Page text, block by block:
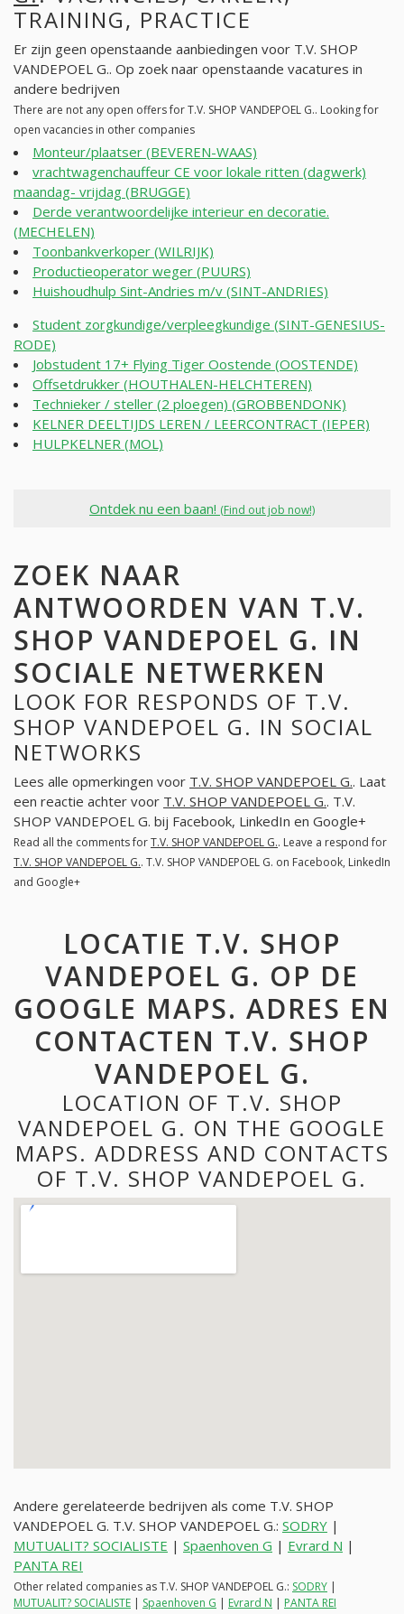
TRAINING, PRACTICE
Er zijn geen openstaande aanbiedingen voor T.V. SHOP
VANDEPOEL G.. Op zoek naar openstaande vacatures in
andere bedrijven
There are not any open offers for T.V. SHOP VANDEPOEL G.. Looking for
open vacancies in other companies
Monteur/plaatser (BEVEREN-WAAS)
vrachtwagenchauffeur CE voor lokale ritten (dagwerk)
maandag- vrijdag (BRUGGE)
Derde verantwoordelijke interieur en decoratie.
(MECHELEN)
Toonbankverkoper (WILRIJK)
Productieoperator weger (PUURS)
Huishoudhulp Sint-Andries m/v (SINT-ANDRIES)
Student zorgkundige/verpleegkundige (SINT-GENESIUS-
RODE)
Jobstudent 17+ Flying Tiger Oostende (OOSTENDE)
Offsetdrukker (HOUTHALEN-HELCHTEREN)
Technieker / steller (2 ploegen) (GROBBENDONK)
KELNER DEELTIJDS LEREN / LEERCONTRACT (IEPER)
HULPKELNER (MOL)
Ontdek nu een baan! (Find out job now!)
ZOEK NAAR
ANTWOORDEN VAN T.V.
SHOP VANDEPOEL G. IN
SOCIALE NETWERKEN
LOOK FOR RESPONDS OF T.V.
SHOP VANDEPOEL G. IN SOCIAL
NETWORKS
Lees alle opmerkingen voor T.V. SHOP VANDEPOEL G.. Laat
een reactie achter voor T.V. SHOP VANDEPOEL G.. T.V.
SHOP VANDEPOEL G. bij Facebook, LinkedIn en Google+
Read all the comments forT.V. SHOP VANDEPOEL G.. Leave a respond for
T.V. SHOP VANDEPOEL G.. T.V. SHOP VANDEPOEL G. on Facebook, LinkedIn
and Google+
LOCATIE T.V. SHOP
VANDEPOEL G. OP DE
GOOGLE MAPS. ADRES EN
CONTACTEN T.V. SHOP
VANDEPOEL G.
LOCATION OF T.V. SHOP
VANDEPOEL G. ON THE GOOGLE
MAPS. ADDRESS AND CONTACTS
OF T.V. SHOP VANDEPOEL G.
Andere gerelateerde bedrijven als come T.V. SHOP
VANDEPOEL G. T.V. SHOP VANDEPOEL G.: SODRY |
MUTUALIT? SOCIALISTE | Spaenhoven G | Evrard N |
PANTA REI
Other related companies as T.V. SHOP VANDEPOEL G.: SODRY |
MUTUALIT? SOCIALISTE | Spaenhoven G | Evrard N | PANTA REI